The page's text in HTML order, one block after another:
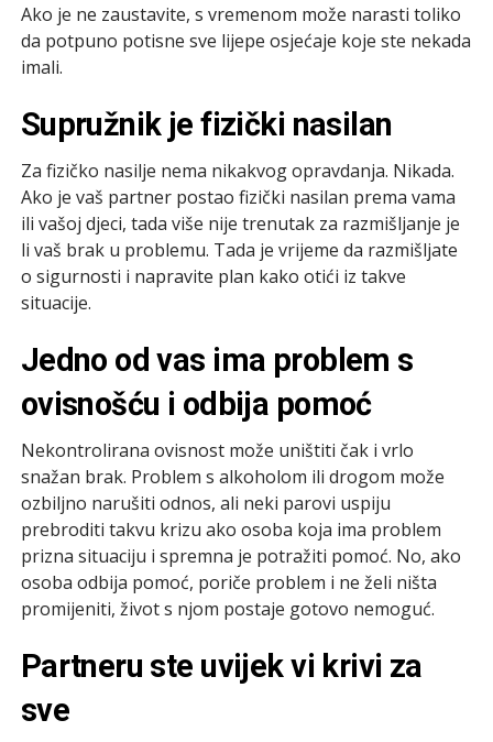
Ako je ne zaustavite, s vremenom može narasti toliko
da potpuno potisne sve lijepe osjećaje koje ste nekada
imali.
Supružnik je fizički nasilan
Za fizičko nasilje nema nikakvog opravdanja. Nikada.
Ako je vaš partner postao fizički nasilan prema vama
ili vašoj djeci, tada više nije trenutak za razmišljanje je
li vaš brak u problemu. Tada je vrijeme da razmišljate
o sigurnosti i napravite plan kako otići iz takve
situacije.
Jedno od vas ima problem s
ovisnošću i odbija pomoć
Nekontrolirana ovisnost može uništiti čak i vrlo
snažan brak. Problem s alkoholom ili drogom može
ozbiljno narušiti odnos, ali neki parovi uspiju
prebroditi takvu krizu ako osoba koja ima problem
prizna situaciju i spremna je potražiti pomoć. No, ako
osoba odbija pomoć, poriče problem i ne želi ništa
promijeniti, život s njom postaje gotovo nemoguć.
Partneru ste uvijek vi krivi za
sve